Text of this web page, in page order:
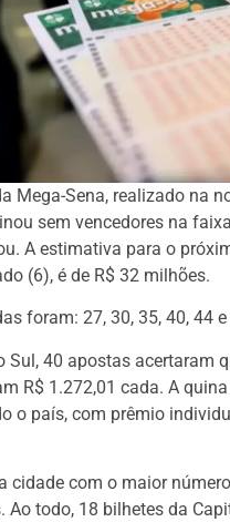
Mega-Sena, realizado na
sem vencedores na
A estimativa para o
(6), é de R$ 32 milhões.
foram: 27, 30, 35, 40, 44 e
Sul, 40 apostas acertaram
R$ 1.272,01 cada. A
o país, com prêmio
cidade com o maior
Ao todo, 18 bilhetes da